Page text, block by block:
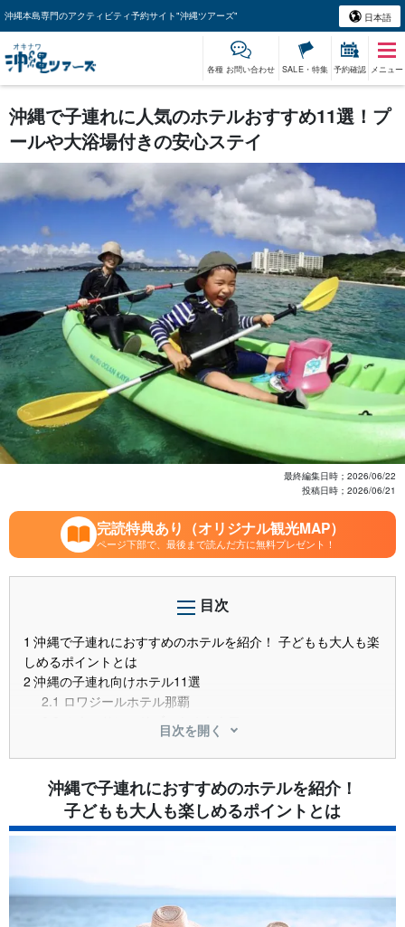
沖縄本島専門のアクティビティ予約サイト"沖縄ツアーズ" 日本語
各種 お問い合わせ SALE・特集 予約確認 メニュー
沖縄で子連れに人気のホテルおすすめ11選！プ
ールや大浴場付きの安心ステイ
最終編集日時； 2026/06/22
投稿日時； 2026/06/21
完読特典あり（オリジナル観光MAP）
ページ下部で、最後まで読んだ方に無料プレゼント！
目次
1 沖縄で子連れにおすすめのホテルを紹介！ 子どもも大人も楽
しめるポイントとは
2 沖縄の子連れ向けホテル11選
2.1 ロワジールホテル那覇
ルネッサンスリゾートオキナワ
ノボテル沖縄那覇
2.4沖縄ハーバービューホテル
2.5シェラトン沖縄サンマリーナリゾート
2.6カヌチャベイホテル＆ヴィラズ
ホテル日航アリビラ
2.10ホテルモントレ沖縄 スパ＆リゾート
2.11ANAインターコンチネンタル 万座ビーチリゾート
沖縄でファミリーに最適なホテルの選び方
目次を開く
沖縄で子連れにおすすめのホテルを紹介！
子どもも大人も楽しめるポイントとは